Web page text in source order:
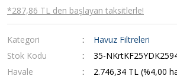
*287,86 TL den başlayan taksitlerle!
Kategori
Havuz Filtreleri
Stok Kodu
35-
Havale
2.746,34 TL (%4,00